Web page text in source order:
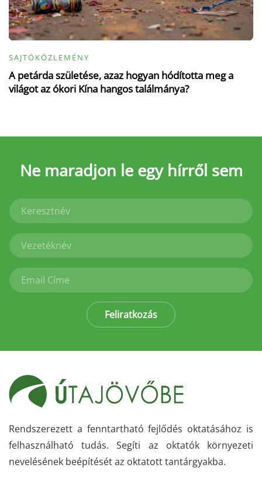
SAJTÓKÖZLEMÉNY
A petárda születése, azaz hogyan hódította meg a
világot az ókori Kína hangos találmánya?
Ne maradjon le egy hírről sem
Feliratkozás
Rendszerezett a fenntartható fejlődés oktatásához is
felhasználható tudás. Segíti az oktatók környezeti
nevelésének beépítését az oktatott tantárgyakba.